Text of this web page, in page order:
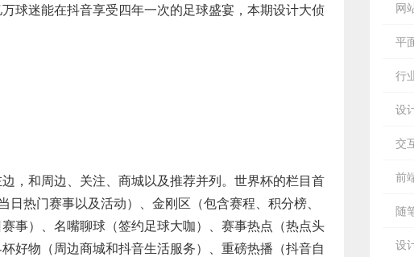
球迷能在抖音享受四年一次的足球盛宴，本期设计大侦
，和周边、关注、商城以及推荐并列。世界杯的栏目首
热门赛事以及活动）、金刚区（包含赛程、积分榜、
事）、名嘴聊球（签约足球大咖）、赛事热点（热点头
好物（周边商城和抖音生活服务）、重磅热播（抖音自
网
平
行
设
交
前
随
设